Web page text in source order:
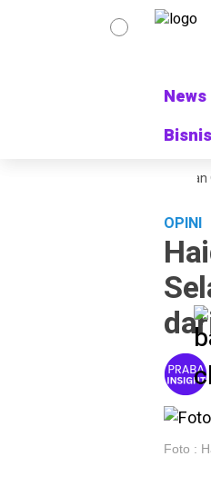
News
Bisnis
News
Bisnis
81 Sekjen PATRA Ingatkan Ojol:
OPINI
Foto :